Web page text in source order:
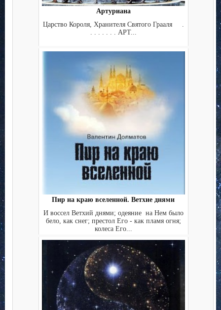
Артуриана
Царство Короля, Хранителя Святого Грааля .
. . . . . . . АРТ...
Пир на краю вселенной. Ветхие днями
И воссел Ветхий днями; одеяние на Нем было
бело, как снег; престол Его - как пламя огня;
колеса Его...